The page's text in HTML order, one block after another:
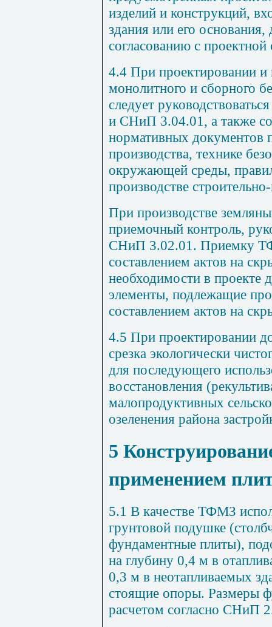
изделий и конструкций,
здания или его основания,
согласованию с проектной
4.4 При проектировании
монолитного и сборного
следует
и СНиП 3.04.01, а также
нормативных документов
производства, технике
окружающей среды,
производстве
При производстве
приемочный контроль,
СНиП 3.02.01. Приемку
составлением актов на
необходимости в проекте
элементы, подлежащие
составлением актов на
4.5 При проектировании
срезка экологически
для последующего
восстановления
малопродуктивных
озеленения района
5
применением
5.1 В качестве ТФМЗ
грунтовой подушке
фундаментные плиты),
на глубину 0,4 м в
0,3 м в неотапливаемых
стоящие опоры. Размеры
расчетом согласно СНиП